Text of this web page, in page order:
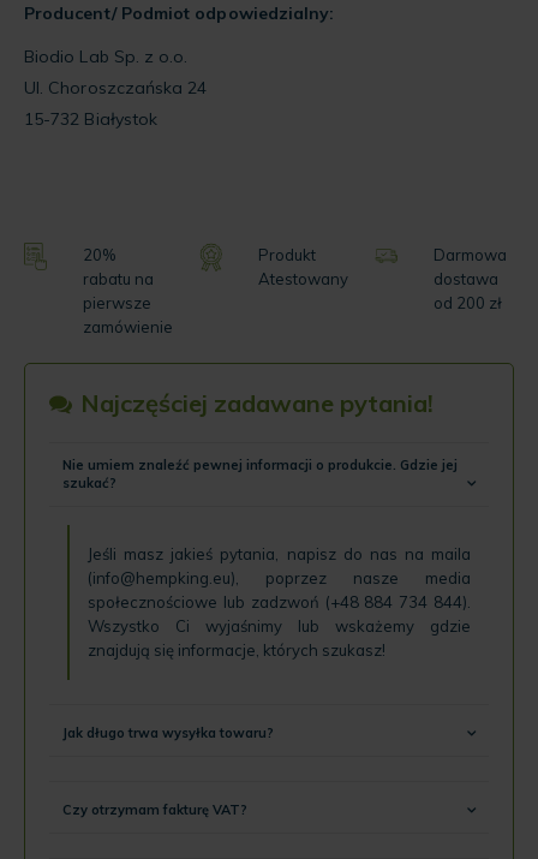
Producent/ Podmiot odpowiedzialny:
Biodio Lab Sp. z o.o.
Ul. Choroszczańska 24
15-732 Białystok
20%
rabatu na
pierwsze
zamówienie
Produkt
Atestowany
Darmowa
dostawa
od 200 zł
Najczęściej zadawane pytania!
Nie umiem znaleźć pewnej informacji o produkcie. Gdzie jej
szukać?
Jeśli masz jakieś pytania, napisz do nas na maila
(info@hempking.eu), poprzez nasze media
społecznościowe lub zadzwoń (+48 884 734 844).
Wszystko Ci wyjaśnimy lub wskażemy gdzie
znajdują się informacje, których szukasz!
Jak długo trwa wysyłka towaru?
Czy otrzymam fakturę VAT?